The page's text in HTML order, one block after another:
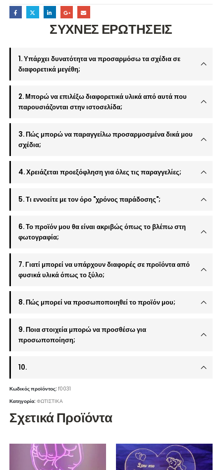
ΣΥΧΝΕΣ ΕΡΩΤΗΣΕΙΣ
1. Υπάρχει δυνατότητα να προσαρμόσω τα σχέδια σε
διαφορετικά μεγέθη;
2. Μπορώ να επιλέξω διαφορετικά υλικά από αυτά που
παρουσιάζονται στην ιστοσελίδα;
3. Πώς μπορώ να παραγγείλω προσαρμοσμένα δικά μου
σχέδια;
4. Χρειάζεται προεξόφληση για όλες τις παραγγελίες;
5. Τι εννοείτε με τον όρο "χρόνος παράδοσης";
6. Το προϊόν μου θα είναι ακριβώς όπως το βλέπω στη
φωτογραφία;
7. Γιατί μπορεί να υπάρχουν διαφορές σε προϊόντα από
φυσικά υλικά όπως το ξύλο;
8. Πώς μπορεί να προσωποποιηθεί το προϊόν μου;
9. Ποια στοιχεία μπορώ να προσθέσω για
προσωποποίηση;
10.
Κωδικός προϊόντος:f0031
Κατηγορία:ΦΩΤΙΣΤΙΚΑ
Σχετικά Προϊόντα